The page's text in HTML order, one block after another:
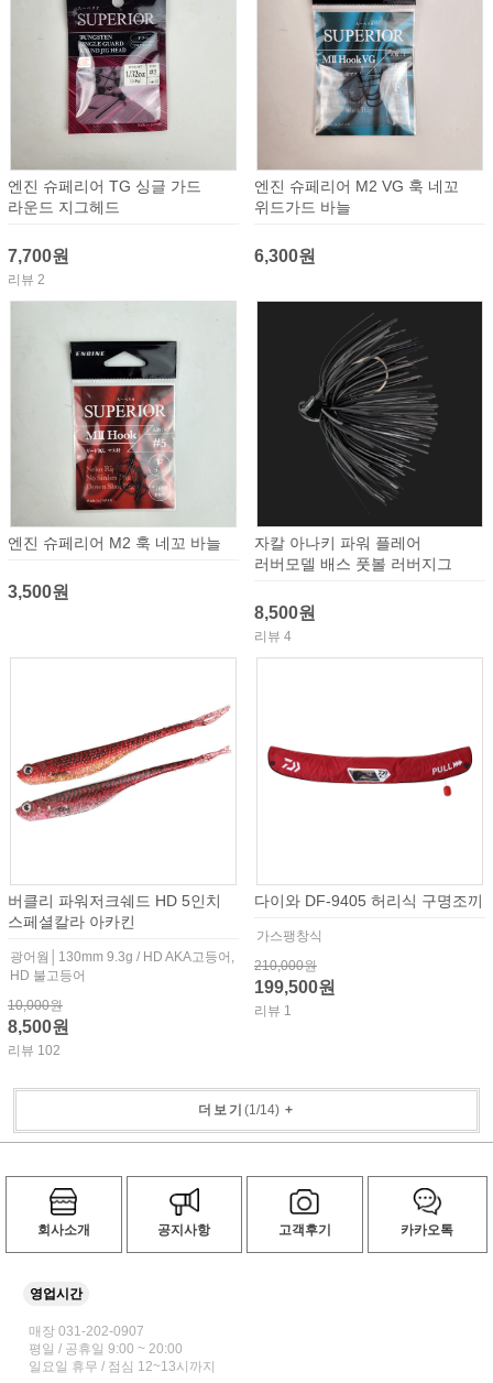
엔진 슈페리어 TG 싱글 가드
라운드 지그헤드
7,700원
리뷰 2
엔진 슈페리어 M2 VG 훅 네꼬
위드가드 바늘
6,300원
엔진 슈페리어 M2 훅 네꼬 바늘
3,500원
자칼 아나키 파워 플레어
러버모델 배스 풋볼 러버지그
8,500원
리뷰 4
버클리 파워저크쉐드 HD 5인치
스페셜칼라 아카킨
광어웜│130mm 9.3g / HD AKA고등어,
HD 불고등어
10,000원
8,500원
리뷰 102
다이와 DF-9405 허리식 구명조끼
가스팽창식
210,000원
199,500원
리뷰 1
더보기 (1/14) +
회사소개 공지사항 고객후기 카카오톡
영업시간
매장 031-202-0907
평일 / 공휴일 9:00 ~ 20:00
일요일 휴무 / 점심 12~13시까지